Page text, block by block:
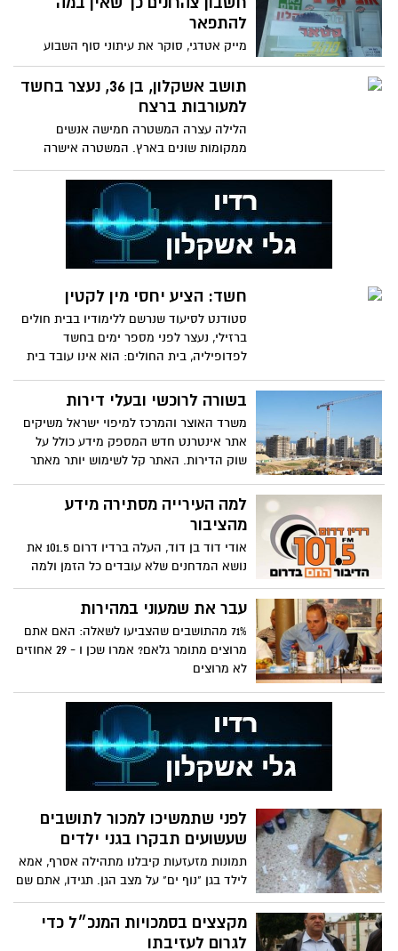
להתפאר
מייק אטדגי, סוקר את עיתוני סוף השבוע
והמסקנות באות בהפוך על הפוך, כולל
המלגות לסטודנטים שבאות על חשבון משהו
חשוב לא פחות. למה תמיד נוגעים במשהו
תושב אשקלון, בן 36, נעצר בחשד
למעורבות ברצח
הלילה עצרה המשטרה חמישה אנשים
ממקומות שונים בארץ. המשטרה אישרה
הקלות בצו איסור הפרסום שהוטל על הפרשה
חשד: הציע יחסי מין לקטין
סטודנט לסיעוד שנרשם ללימודיו בבית חולים
ברזילי, נעצר לפני מספר ימים בחשד
לפדופיליה, בית החולים: הוא אינו עובד בית
בשורה לרוכשי ובעלי דירות
משרד האוצר והמרכז למיפוי ישראל משיקים
אתר אינטרנט חדש המספק מידע כולל על
שוק הדירות. האתר קל לשימוש יותר מאתר
השנים ואחוז עליית המחיר
למה העירייה מסתירה מידע
מהציבור
אודי דוד בן דוד, העלה ברדיו דרום 101.5 את
נושא המדחנים שלא עובדים כל הזמן ולמה
תושבים מקבלים דוחות. האם יש אינטרס
לעירייה שאנשים ישימו פגנו? אולי
עבר את שמעוני במהירות
71% מהתושבים שהצביעו לשאלה: האם אתם
מרוצים מתומר גלאם? אמרו שכן ו - 29 אחוזים
לא מרוצים
לפני שתמשיכו למכור לתושבים
שעשועים תבקרו בגני ילדים
תמונות מזעזעות קיבלנו מתהילה אסרף, אמא
לילד בגן "נוף ים" על מצב הגן. תגידו, אתם שם
בעירייה עושים משהו חוץ מאשר למכור
לתושבים "סחורה מזוייפת"
מקצצים בסמכויות המנכ״ל כדי
לגרום לעזיבתו